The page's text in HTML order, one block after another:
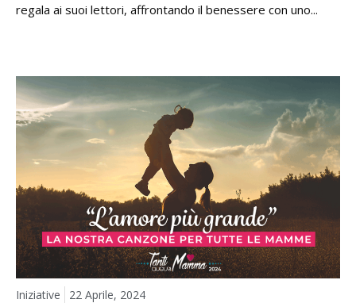
regala ai suoi lettori, affrontando il benessere con uno...
Iniziative 22 Aprile, 2024